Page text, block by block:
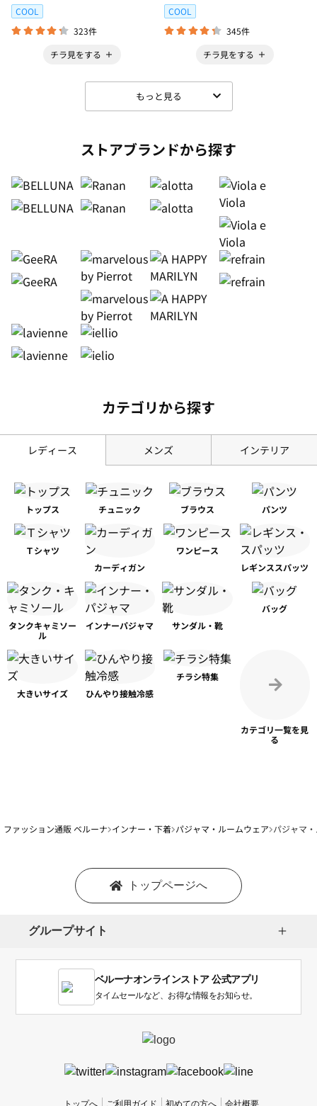
COOL
323件
チラ見をする
COOL
345件
チラ見をする
もっと見る
ストアブランドから探す
カテゴリから探す
レディース メンズ インテリア
トップス チュニック ブラウス パンツ
Ｔシャツ
カーディガン
ワンピース
レギンススパッツ
タンクキャミソー
ル
インナーパジャマ サンダル・靴
バッグ
大きいサイズ ひんやり接触冷感
チラシ特集
カテゴリ一覧を見
る
ファッション通販 ベルーナ インナー・下着 パジャマ・ルームウェア パジャマ
トップページへ
グループサイト
ベルーナオンラインストア 公式アプリ
タイムセールなど、お得な情報をお知らせ。
トップへ ご利用ガイド 初めての方へ 会社概要